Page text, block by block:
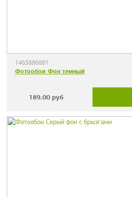
1463886881
Фотообои Фон темный
189.00 руб